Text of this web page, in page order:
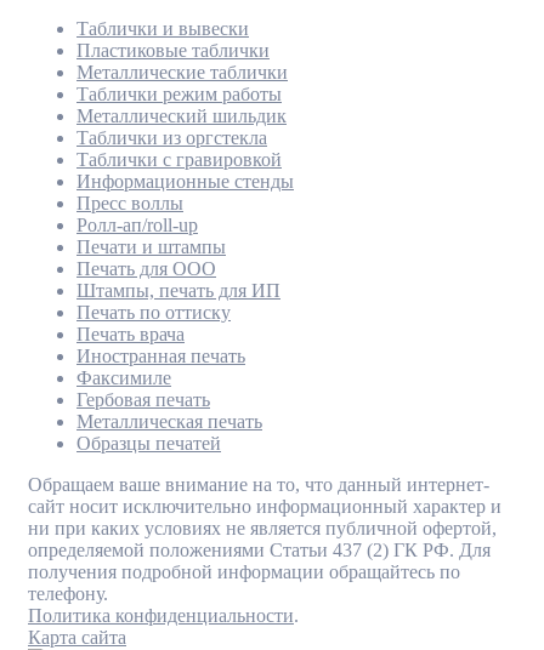
Таблички и вывески
Пластиковые таблички
Металлические таблички
Таблички режим работы
Металлический шильдик
Таблички из оргстекла
Таблички с гравировкой
Информационные стенды
Пресс воллы
Ролл-ап/roll-up
Печати и штампы
Печать для ООО
Штампы, печать для ИП
Печать по оттиску
Печать врача
Иностранная печать
Факсимиле
Гербовая печать
Металлическая печать
Образцы печатей
Обращаем ваше внимание на то, что данный интернет-
сайт носит исключительно информационный характер и
ни при каких условиях не является публичной офертой,
определяемой положениями Статьи 437 (2) ГК РФ. Для
получения подробной информации обращайтесь по
телефону.
Политика конфиденциальности.
Карта сайта